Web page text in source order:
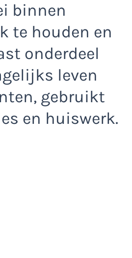
binnen
te houden en
onderdeel
leven
gebruikt
en huiswerk.